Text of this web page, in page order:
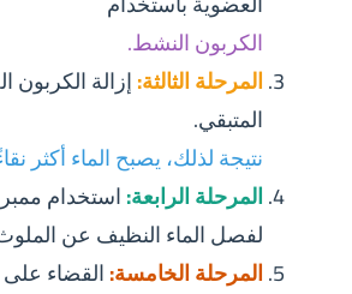
الكربون النشط.
المرحلة الثالثة:إزالة
المتبقي.
نتيجة لذلك، يصبح الماء أكثر
المرحلة الرابعة:استخدام
لفصل الماء النظيف عن
المرحلة الخامسة:القضاء على